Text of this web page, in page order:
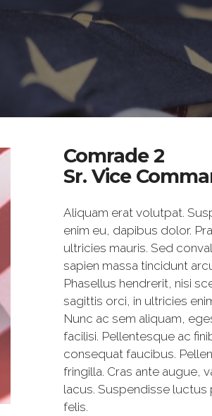
Comrade 2
Sr. Vice
Aliquam erat volutpat.
enim eu, dapibus dolor.
ultricies mauris. Sed
sapien massa tincidunt
Phasellus hendrerit, nisi
sagittis orci, in ultricies
Nunc ac sem aliquam,
facilisi. Pellentesque ac
consequat faucibus.
fringilla. Cras ante augue,
lacus. Suspendisse luctus
felis.